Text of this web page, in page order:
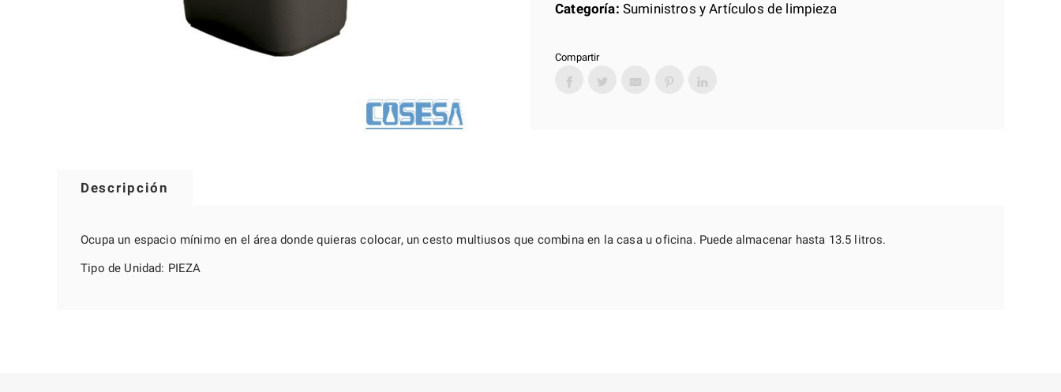
Categoría: Suministros y Artículos de limpieza
Compartir
Descripción
Ocupa un espacio mínimo en el área donde quieras colocar, un cesto multiusos que combina en la casa u oficina. Puede almacenar hasta 13.5 litros.
Tipo de Unidad: PIEZA